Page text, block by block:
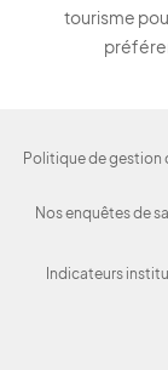
tourisme
Politique de gestion
Nos enquêtes de
Indicateurs